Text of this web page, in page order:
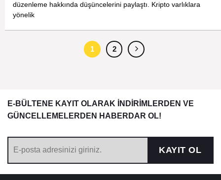
düzenleme hakkında düşüncelerini paylaştı. Kripto varlıklara
yönelik
1 2
E-BÜLTENE KAYIT OLARAK İNDİRİMLERDEN VE
GÜNCELLEMELERDEN HABERDAR OL!
KAYIT OL